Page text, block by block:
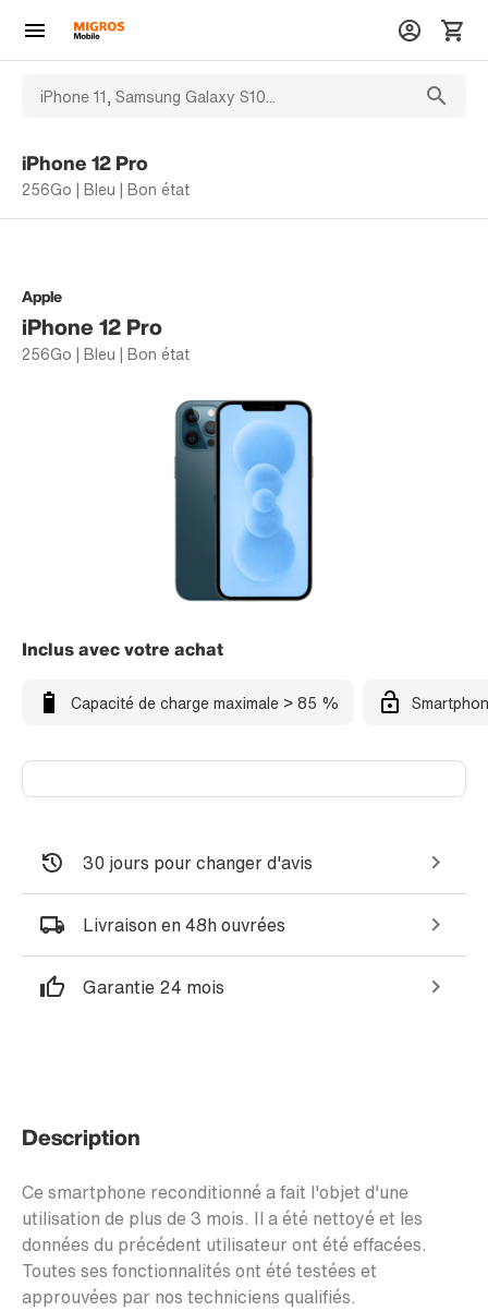
iPhone 12 Pro
256Go | Bleu | Bon état
Apple
iPhone 12 Pro
256Go | Bleu | Bon état
Inclus avec votre achat
Capacité de charge maximale > 85 %
30 jours pour changer d'avis
Livraison en 48h ouvrées
Garantie 24 mois
Description
Ce smartphone reconditionné a fait l'objet d'une
utilisation de plus de 3 mois. Il a été nettoyé et les
données du précédent utilisateur ont été effacées.
Toutes ses fonctionnalités ont été testées et
approuvées par nos techniciens qualifiés.